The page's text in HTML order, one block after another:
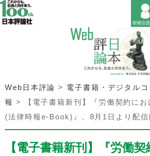
Web日本評論 > 電子書籍・デジタル
報 >
【電子書籍新刊】『労働契約に
(法律時報e-Book)』、8月1日より配信
【電子書籍新刊】『労働